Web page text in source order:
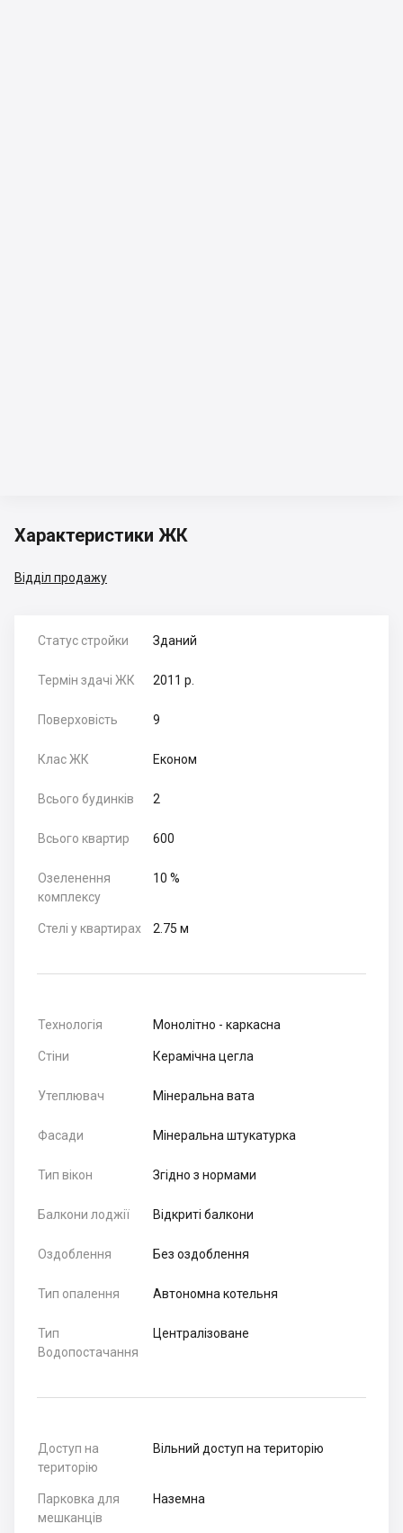
Характеристики ЖК
Відділ продажу
Статус стройки Зданий
Термін здачі ЖК 2011 р.
Поверховість 9
Клас ЖК Економ
Всього будинків 2
Всього квартир 600
Озеленення
комплексу
10 %
Стелі у квартирах 2.75 м
Технологія Монолітно - каркасна
Стіни Керамічна цегла
Утеплювач Мінеральна вата
Фасади Мінеральна штукатурка
Тип вікон Згідно з нормами
Балкони лоджії Відкриті балкони
Оздоблення Без оздоблення
Тип опалення Автономна котельня
Тип
Водопостачання
Централізоване
Доступ на
територію
Вільний доступ на територію
Парковка для
мешканців
Наземна